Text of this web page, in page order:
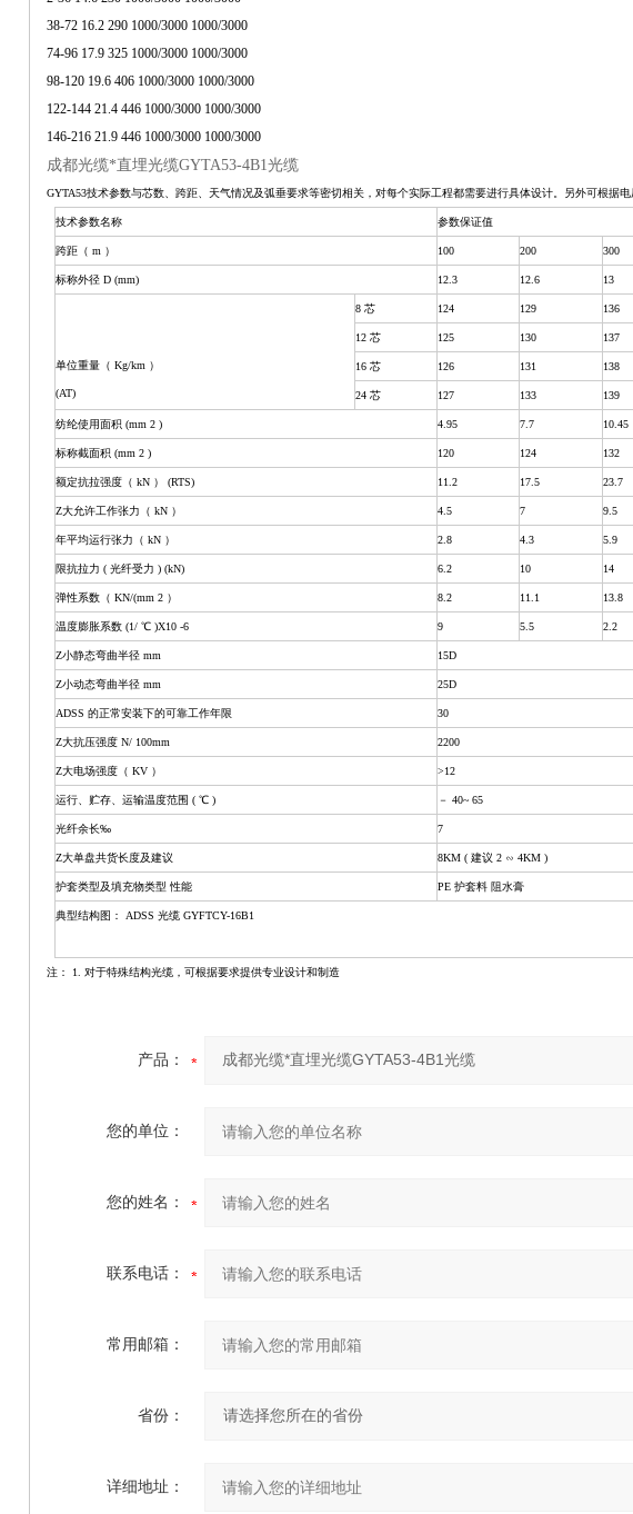
38-72 16.2 290 1000/3000 1000/3000
74-96 17.9 325 1000/3000 1000/3000
98-120 19.6 406 1000/3000 1000/3000
122-144 21.4 446 1000/3000 1000/3000
146-216 21.9 446 1000/3000 1000/3000
成都光缆*直埋光缆GYTA53-4B1光缆
GYTA53技术参数与芯数、跨距、天气情况及弧垂要求等密切相关，对每个实际工程都需要进行具体设计。另外可根据
技术参数名称 参数保证值
跨距（ m ） 100 200 300
标称外径 D (mm) 12.3 12.6 13
单位重量（ Kg/km ）
(AT)
8 芯 124 129 136
12 芯 125 130 137
16 芯 126 131 138
24 芯 127 133 139
纺纶使用面积 (mm 2 ) 4.95 7.7 10.45
标称截面积 (mm 2 ) 120 124 132
额定抗拉强度（ kN ） (RTS) 11.2 17.5 23.7
Z大允许工作张力（ kN ） 4.5 7 9.5
年平均运行张力（ kN ） 2.8 4.3 5.9
限抗拉力 ( 光纤受力 ) (kN) 6.2 10 14
弹性系数（ KN/(mm 2 ） 8.2 11.1 13.8
温度膨胀系数 (1/ ℃ )X10 -6 9 5.5 2.2
Z小静态弯曲半径 mm 15D
Z小动态弯曲半径 mm 25D
ADSS 的正常安装下的可靠工作年限 30
Z大抗压强度 N/ 100mm 2200
Z大电场强度（ KV ） >12
运行、贮存、运输温度范围 ( ℃ ) － 40~ 65
光纤余长‰ 7
Z大单盘共货长度及建议 8KM ( 建议 2 ∽ 4KM )
护套类型及填充物类型 性能 PE 护套料 阻水膏
典型结构图： ADSS 光缆 GYFTCY-16B1
注： 1. 对于特殊结构光缆，可根据要求提供专业设计和制造
产品：
您的单位：
您的姓名：
联系电话：
常用邮箱：
省份：
详细地址：